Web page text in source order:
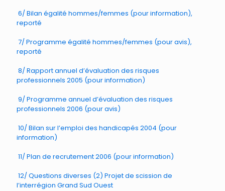
6/ Bilan égalité hommes/femmes (pour information),
reporté
7/ Programme égalité hommes/femmes (pour avis),
reporté
8/ Rapport annuel d’évaluation des risques
professionnels 2005 (pour information)
9/ Programme annuel d’évaluation des risques
professionnels 2006 (pour avis)
10/ Bilan sur l’emploi des handicapés 2004 (pour
information)
11/ Plan de recrutement 2006 (pour information)
12/ Questions diverses (2) Projet de scission de
l’interrégion Grand Sud Ouest